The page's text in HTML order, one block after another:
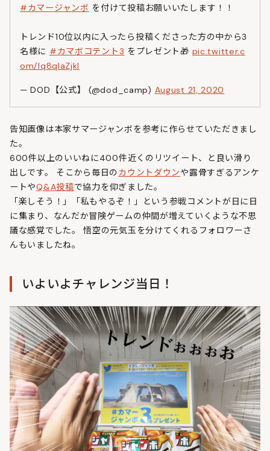
#カマージャンボ を付けて投稿お願いいたします！！
トレンド10位以内に入ったら投稿くださった方の中から3
名様に #カマボコテント3 をプレゼント🎁 pic.twitter.c
om/lq8qlaZjkl
— DOD【公式】 (@dod_camp) August 21, 2020
告知画像は本家サマージャンボを参考に作らせていただきまし
た。
600件以上のいいねに400件近くのリツイート、と良い滑り
出しです。 そこから毎日のカウントダウンや露骨すぎるアンケ
ートやQ&A投稿で協力を仰ぎました。
「楽しそう！」「私もやるぞ！」という参戦コメントが日に日
に集まり、なんだか冒険ゲームの仲間が増えていくような不思
議な感覚でした。 悟空の元気玉を分けてくれるフォロワーさ
んもいましたね。
いよいよチャレンジ当日！